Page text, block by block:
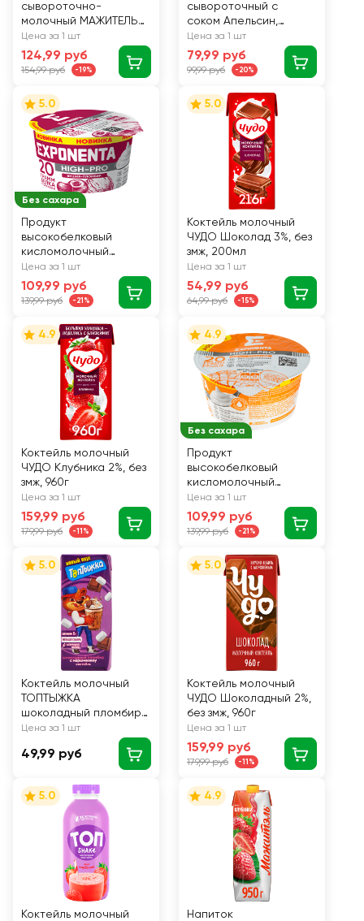
сывороточно-
молочный МАЖИТЕЛЬ
Персик, маракуйя
0,05%, без змж, 950г
Цена за 1 шт
124,99 руб
154,99 руб -19%
сывороточный с
соком Апельсин,
манго, 900г
Цена за 1 шт
79,99 руб
99,99 руб -20%
Без сахара
5.0
Продукт
высокобелковый
кисломолочный
EXPONENTA High-Pro
Вишня, пломбир, без
змж, 160г
Цена за 1 шт
109,99 руб
139,99 руб -21%
5.0
Коктейль молочный
ЧУДО Шоколад 3%, без
змж, 200мл
Цена за 1 шт
54,99 руб
64,99 руб -15%
4.9
Коктейль молочный
ЧУДО Клубника 2%, без
змж, 960г
Цена за 1 шт
159,99 руб
179,99 руб -11%
Без сахара
4.9
Продукт
высокобелковый
кисломолочный
EXPONENTA High-Pro
Манго, маракуйя, без
змж, 160г
Цена за 1 шт
109,99 руб
139,99 руб -21%
5.0
Коктейль молочный
ТОПТЫЖКА
шоколадный пломбир
с маршмеллоу 2%
200г. Милком БЗМЖ
Цена за 1 шт
49,99 руб
5.0
Коктейль молочный
ЧУДО Шоколадный 2%,
без змж, 960г
Цена за 1 шт
159,99 руб
179,99 руб -11%
5.0
Коктейль молочный
4.9
Напиток